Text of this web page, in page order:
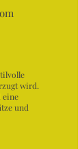
wird.
eine
und